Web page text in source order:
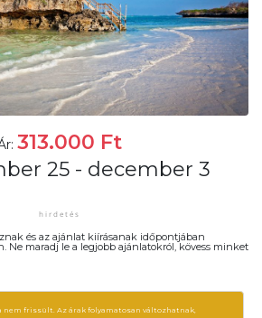
313.000 Ft
25 - december 3
és az ajánlat kiírásanak időpontjában
Ne maradj le a legjobb ajánlatokról, kövess minket
nem frissült. Az árak folyamatosan változhatnak,